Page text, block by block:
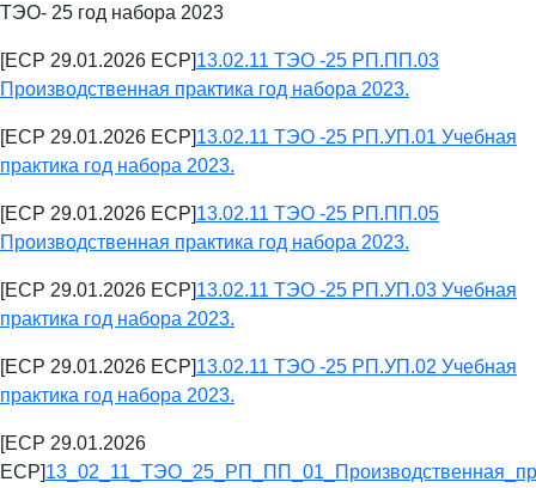
ТЭО- 25 год набора 2023
[ECP 29.01.2026 ECP]13.02.11 ТЭО -25 РП.ПП.03
Производственная практика год набора 2023.
[ECP 29.01.2026 ECP]13.02.11 ТЭО -25 РП.УП.01 Учебная
практика год набора 2023.
[ECP 29.01.2026 ECP]13.02.11 ТЭО -25 РП.ПП.05
Производственная практика год набора 2023.
[ECP 29.01.2026 ECP]13.02.11 ТЭО -25 РП.УП.03 Учебная
практика год набора 2023.
[ECP 29.01.2026 ECP]13.02.11 ТЭО -25 РП.УП.02 Учебная
практика год набора 2023.
[ECP 29.01.2026
ECP]